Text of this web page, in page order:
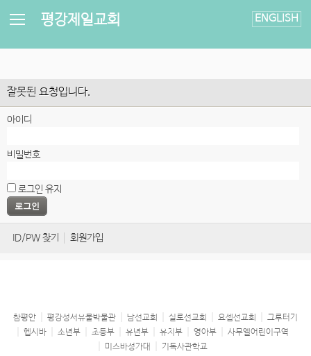
평강제일교회 ENGLISH
잘못된 요청입니다.
아이디
비밀번호
로그인 유지
ID/PW 찾기 회원가입
참평안 평강성서유물박물관 남선교회 실로선교회 요셉선교회
그루터기
헵시바
소년부 초등부 유년부 유치부 영아부
사무엘어린이구역
미스바성가대
기독사관학교